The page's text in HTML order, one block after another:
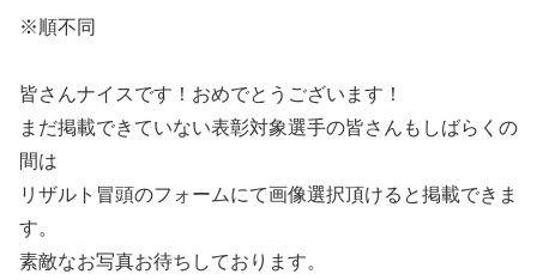
※順不同
皆さんナイスです！おめでとうございます！
まだ掲載できていない表彰対象選手の皆さんもしばらくの
間は
リザルト冒頭のフォームにて画像選択頂けると掲載できま
す。
素敵なお写真お待ちしております。